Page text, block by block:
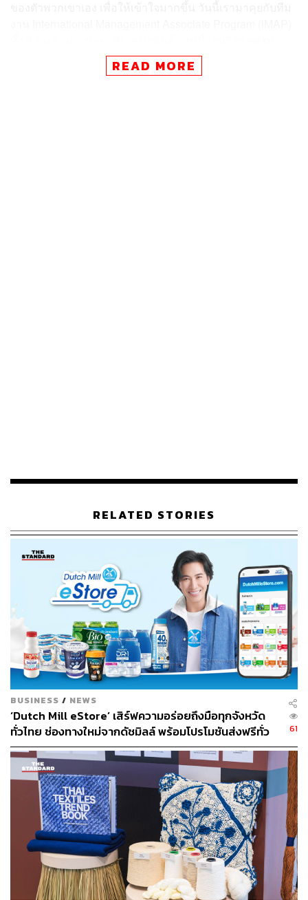
ศักดิ์ และ เบิร์ด-ทชภณ สุกิจจานุภาพ ว่าพวกเขามีมุมมอง
อย่างไรจากการทำงานใน Sea
สำหรับ เบิร์ด-ทชภณ สุกิจจานุภาพ เขาแบ่งปันประสบการณ์ที่
เคยไม่ผ่านตอนสมัครในครั้งแรก และเหตุผลที่ทำให้เขา
มาถึงรอบสุดท้ายแล้วนะ จำได้ว่าหลังจากเข้าสัมภาษณ์กับพี่
นก (CEO) ไม่นาน พี่นกก็โทร.มาบอกผล สรุปว่า ไม่ได้ครับ
(หัวเราะ) พี่นกก็แนะนำ ว่าตรงไหนที่เราควรปรับ ตรงไหน
ควรแก้ ตอนนั้นก็รู้สึกแปลกใจว่าทำไม CEO เค้าถึงมานั่งคุย
กับเด็กคนหนึ่ง แล้วยังแนะนำทั้งการทำงานต่างๆ ตอนนั้น
รู้สึกเสียใจมากจนถึงขั้นที่มีความคิดว่าจะไม่กลับมาทำงานที่
นี่อีกแล้ว ผมเลยใช้เวลาหนึ่งปีจากนั้นไปค้นหาและพัฒนาตัว
เอง โดยไปทำงานที่องค์กรอื่นก่อน พอทำได้สักพัก ผมก็ตัดสิน
ใจกลับมา ถ้าถามผมว่าทำไมถึงกลับมา และทำไมความคิด
เด็กๆ ตอนนั้นที่บอกว่าจะไม่กลับมาอีกแล้วถึงหายไป เอา
จริงๆ นะครับ เราไม่รู้หรอกว่า เราอยากได้สิ่งสิ่งหนึ่งมาก
ขนาดไหน ถ้าเราไม่ได้เสียโอกาสนั้นไปก่อน ช่วงที่ผมทำงาน
อยู่ที่เก่า งานก็สนุกดีนะครับ ได้เรียนรู้สิ่งใหม่ๆ ทุกวัน และได้
ใช้กระบวนการคิดเยอะมากในการวิเคราะห์และคิดกลยุทธ์
ต่างๆ แต่สิ่งที่องค์กรเก่าอาจไม่สามารถให้ได้คือ ความไวใน
การทำงาน การรับฟังเวลาเราเสนอไอเดีย เพราะเราเป็นแค่
เด็กที่ยังไม่ได้มีประสบการณ์มากมาย โอกาสในการลองผิด
ลองถูก และความที่คนคนหนึ่งสามารถเป็นฟันเฟืองสำคัญ
ขององค์กรได้ ซึ่งมันคือ 3 สิ่งที่ผมต้องการในชีวิตการทำงาน
และผมเชื่อว่า Sea อาจเป็นองค์กรที่สามารถให้ได้ เลยตัดสิน
ใจมาสมัครครั้งที่ 2 ครับ”
READ MORE
RELATED STORIES
BUSINESS / NEWS
‘Dutch Mill eStore’ เสิร์ฟความอร่อยถึงมือทุกจังหวัด
ทั่วไทย ช่องทางใหม่จากดัชมิลล์ พร้อมโปรโมชันส่งฟรีทั่ว
ประเทศ ส่งไว สั่งก่อนเที่ยง ได้ของวันถัดไป ส่งสินค้าแบบ
เย็นตรงจากโรงงาน [ADVERTORIAL]
61